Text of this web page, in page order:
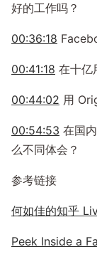
好的工作吗？
00:36:18
00:41:18 在十亿
00:44:02 用
00:54:53 在国
么不同体会？
参考链接
何如佳的知乎
Peek Inside a